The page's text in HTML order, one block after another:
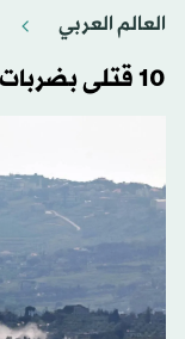
العالم العربي
10 قتلى بضربات إسرائيلية في جنوب لبنان